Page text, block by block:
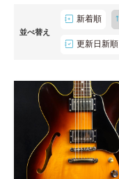
並べ替え
新着順
更新日新順